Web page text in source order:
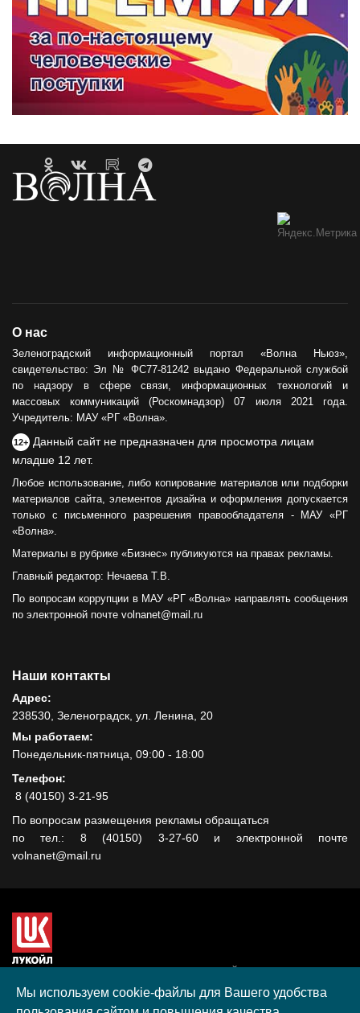
О нас
Зеленоградский информационный портал «Волна Ньюз»,
свидетельство: Эл № ФС77-81242 выдано Федеральной службой
по надзору в сфере связи, информационных технологий и
массовых коммуникаций (Роскомнадзор) 07 июля 2021 года.
Учредитель: МАУ «РГ «Волна».
12+ Данный сайт не предназначен для просмотра лицам
младше 12 лет.
Любое использование, либо копирование материалов или подборки
материалов сайта, элементов дизайна и оформления допускается
только с письменного разрешения правообладателя - МАУ «РГ
«Волна».
Материалы в рубрике «Бизнес» публикуются на правах рекламы.
Главный редактор: Нечаева Т.В.
По вопросам коррупции в МАУ «РГ «Волна» направлять сообщения
по электронной почте volnanet@mail.ru
Наши контакты
Адрес:
238530, Зеленоградск, ул. Ленина, 20
Мы работаем:
Понедельник-пятница, 09:00 - 18:00
Телефон:
8 (40150) 3-21-95
По вопросам размещения рекламы обращаться
по тел.: 8 (40150) 3-27-60 и электронной почте
volnanet@mail.ru
гранта, полученного в рамках XIII Конкурса социальных и
культурных проектов ПАО "ЛУКОЙЛ" на территории
Мы используем cookie-файлы для Вашего удобства